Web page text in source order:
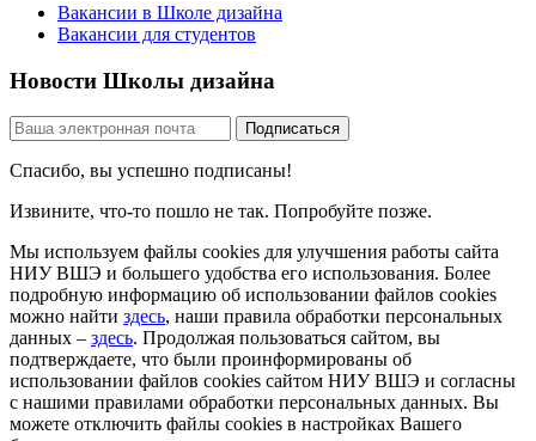
Вакансии в Школе дизайна
Вакансии для студентов
Новости Школы дизайна
Спасибо, вы успешно подписаны!
Извините, что-то пошло не так. Попробуйте позже.
Мы используем файлы cookies для улучшения работы сайта
НИУ ВШЭ и большего удобства его использования. Более
подробную информацию об использовании файлов cookies
можно найти здесь, наши правила обработки персональных
данных – здесь. Продолжая пользоваться сайтом, вы
подтверждаете, что были проинформированы об
использовании файлов cookies сайтом НИУ ВШЭ и согласны
с нашими правилами обработки персональных данных. Вы
можете отключить файлы cookies в настройках Вашего